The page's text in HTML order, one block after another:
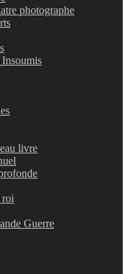
photographe
livre
Guerre